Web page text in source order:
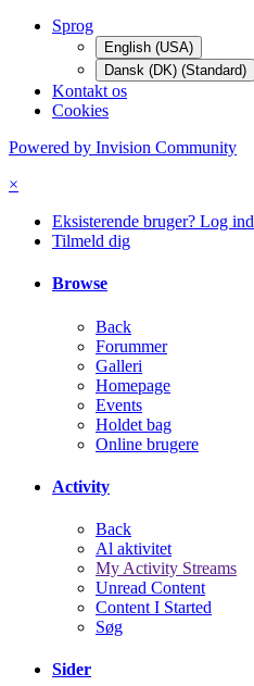
Sprog
English (USA)
Dansk (DK) (Standard)
Kontakt os
Cookies
Powered by Invision Community
×
Eksisterende bruger? Log ind
Tilmeld dig
Browse
Back
Forummer
Galleri
Homepage
Events
Holdet bag
Online brugere
Activity
Back
Al aktivitet
My Activity Streams
Unread Content
Content I Started
Søg
Sider